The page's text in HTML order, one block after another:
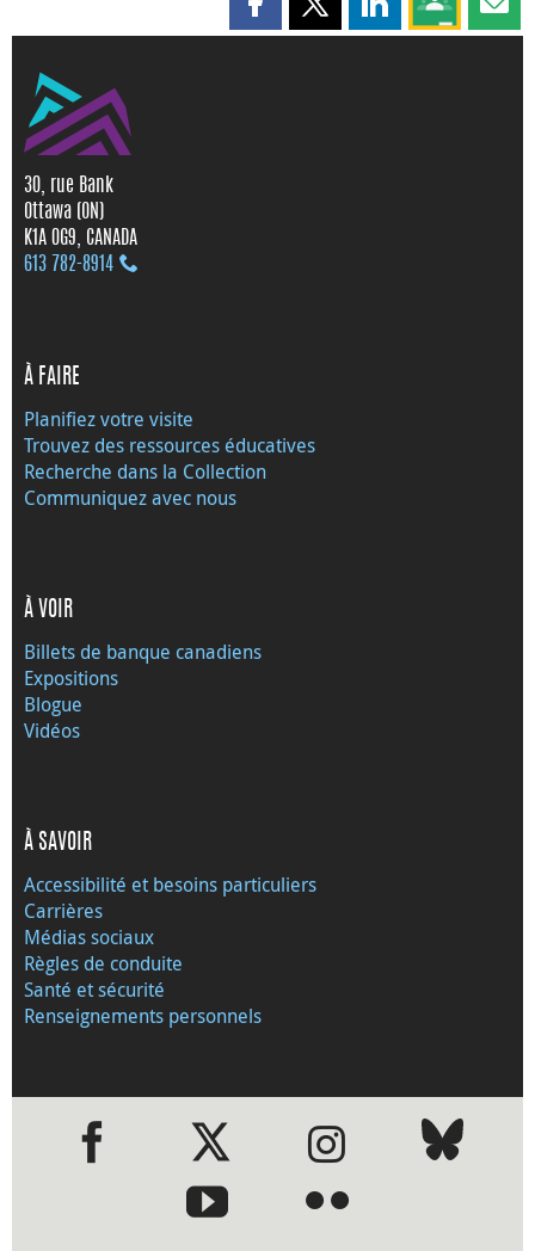
Partager cette page sur
Partager cette page sur X
Partager cette
Partagez
30, rue Bank
Ottawa (ON)
K1A 0G9, CANADA
613 782‑8914
À FAIRE
Planifiez votre visite
Trouvez des ressources éducatives
Recherche dans la Collection
Communiquez avec nous
À VOIR
Billets de banque canadiens
Expositions
Blogue
Vidéos
À SAVOIR
Accessibilité et besoins particuliers
Carrières
Médias sociaux
Règles de conduite
Santé et sécurité
Renseignements personnels
●●